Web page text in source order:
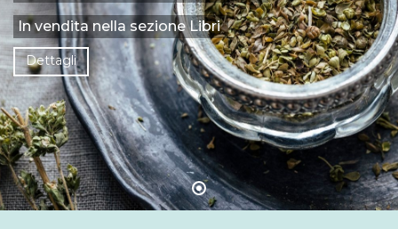
In vendita nella sezione Libri
Dettagli